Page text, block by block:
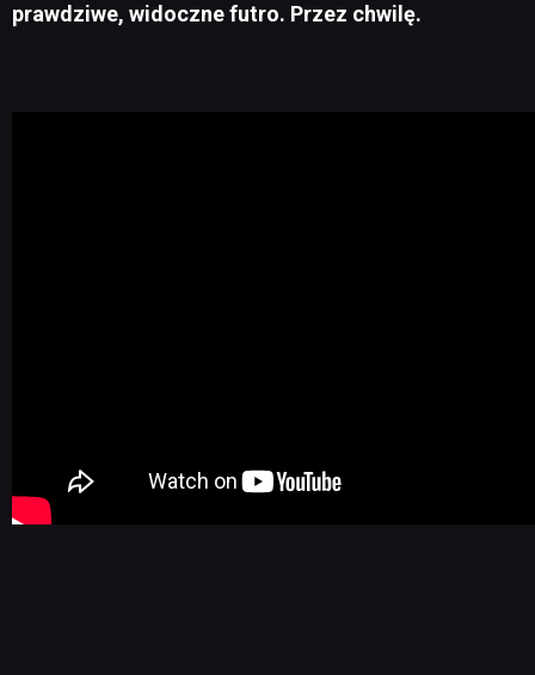
prawdziwe, widoczne futro. Przez chwilę.